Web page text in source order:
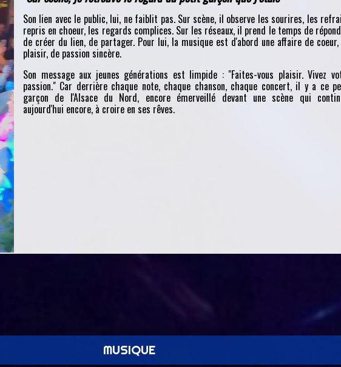
Son lien avec le public, lui, ne faiblit pas. Sur scène, il observe les sourires, les
repris en choeur, les regards complices. Sur les réseaux, il prend le temps de
de créer du lien, de partager. Pour lui, la musique est d'abord une affaire de
plaisir, de passion sincère.
Son message aux jeunes générations est limpide : "Faites-vous plaisir. Vivez
passion." Car derrière chaque note, chaque chanson, chaque concert, il y a ce
garçon de l'Alsace du Nord, encore émerveillé devant une scène qui
aujourd'hui encore, à croire en ses rêves.
MUSIQUE